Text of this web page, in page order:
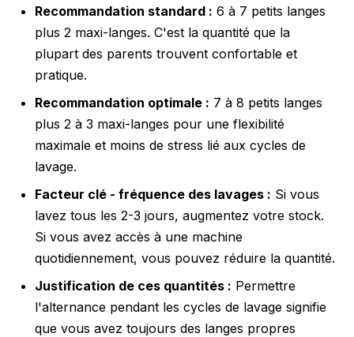
Recommandation standard : 6 à 7 petits langes
plus 2 maxi-langes. C'est la quantité que la
plupart des parents trouvent confortable et
pratique.
Recommandation optimale : 7 à 8 petits langes
plus 2 à 3 maxi-langes pour une flexibilité
maximale et moins de stress lié aux cycles de
lavage.
Facteur clé - fréquence des lavages : Si vous
lavez tous les 2-3 jours, augmentez votre stock.
Si vous avez accès à une machine
quotidiennement, vous pouvez réduire la quantité.
Justification de ces quantités : Permettre
l'alternance pendant les cycles de lavage signifie
que vous avez toujours des langes propres